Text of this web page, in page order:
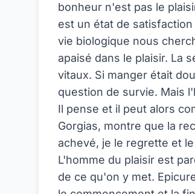
bonheur n'est pas le
est un état de
vie biologique nous
apaisé dans le plaisir. La
vitaux. Si manger était
question de survie. Mais
Il pense et il peut alors
Gorgias, montre que la
achevé, je le regrette et
L'homme du plaisir est
de ce qu'on y met.